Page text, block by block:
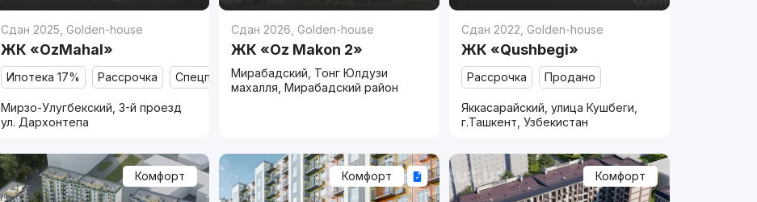
Сдан 2025 Golden-house
ЖК «OzMahal»
Ипотека 17% Рассрочка Спецпредложение
Мирзо-Улугбекский, 3-й проезд
ул. Дархонтепа
Сдан 2026 Golden-house
ЖК «Oz Makon 2»
Мирабадский, Тонг Юлдузи
махалля, Мирабадский район
Сдан 2022 Golden-house
ЖК «Qushbegi»
Рассрочка Продано
Яккасарайский, улица Кушбеги,
г.Ташкент, Узбекистан
Комфорт Комфорт Комфорт